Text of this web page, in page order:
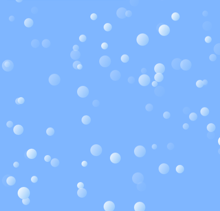
Workshops
Massagen
Gangbild-Training
Preise
Rezensionen
Mein Angebot
Kontakt
Login-Bereich
Facebook